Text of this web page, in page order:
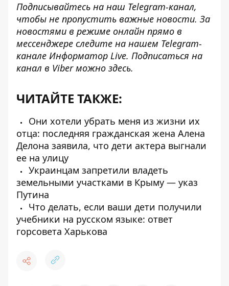
Подписывайтесь на наш Telegram-канал,
чтобы не пропустить важные новости. За
новостями в режиме онлайн прямо в
мессенджере следите на нашем Telegram-
канале Информатор Live. Подписаться на
канал в Viber можно здесь.
ЧИТАЙТЕ ТАКЖЕ:
Они хотели убрать меня из жизни их
отца: последняя гражданская жена Алена
Делона заявила, что дети актера выгнали
ее на улицу
Украинцам запретили владеть
земельными участками в Крыму — указ
Путина
Что делать, если ваши дети получили
учебники на русском языке: ответ
горсовета Харькова